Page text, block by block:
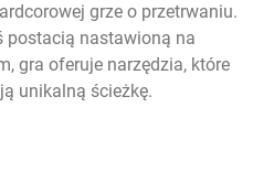
grze o przetrwaniu.
postacią nastawioną na
gra oferuje narzędzia, które
unikalną ścieżkę.